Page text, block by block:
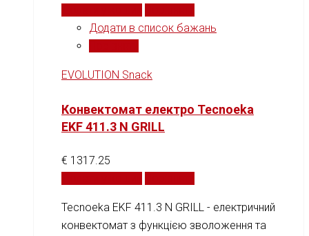
Додати в список бажань
EVOLUTION Snack
Конвектомат електро Tecnoeka
EKF 411.3 N GRILL
€ 1317.25
Tecnoeka EKF 411.3 N GRILL - електричний
конвектомат з функцією зволоження та